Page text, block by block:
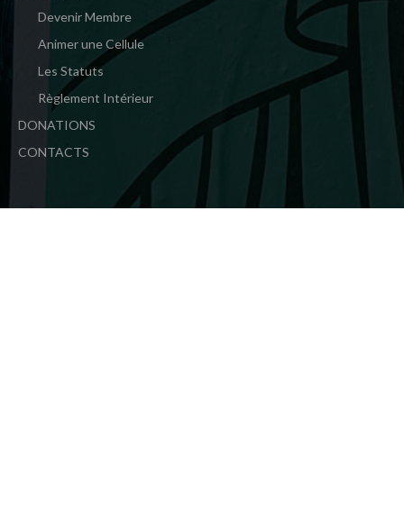
Devenir Membre
Animer une Cellule
Les Statuts
Règlement Intérieur
DONATIONS
CONTACTS